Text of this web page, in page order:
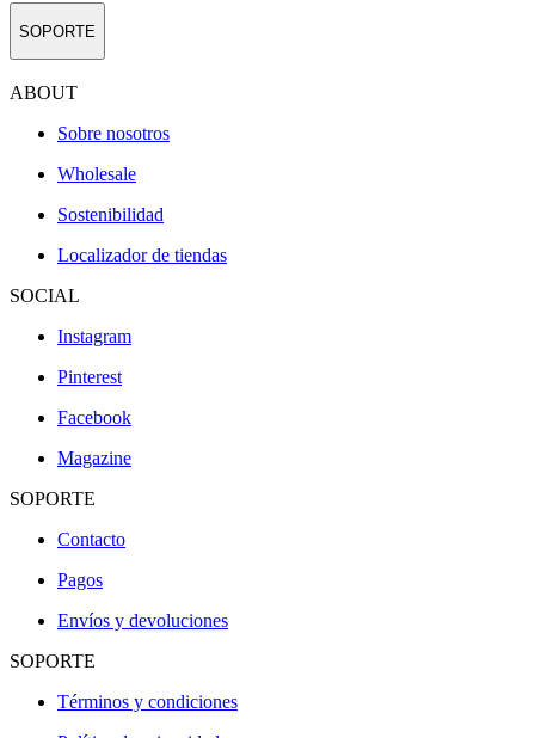
SOPORTE
ABOUT
Sobre nosotros
Wholesale
Sostenibilidad
Localizador de tiendas
SOCIAL
Instagram
Pinterest
Facebook
Magazine
SOPORTE
Contacto
Pagos
Envíos y devoluciones
SOPORTE
Términos y condiciones